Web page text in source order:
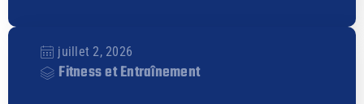
juillet 2, 2026
Fitness et Entraînement